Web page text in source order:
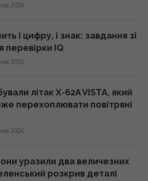
2026
і цифру, і знак: завдання зі
перевірки IQ
2026
літак X-62A VISTA, який
перехоплювати повітряні
2026
уразили два величезних
розкрив деталі